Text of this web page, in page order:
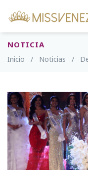
NOTICIA
Inicio / Noticias /